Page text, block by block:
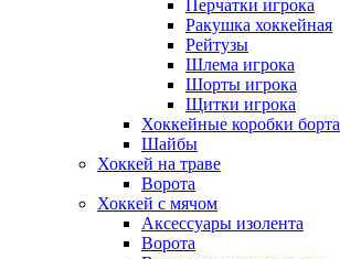
Перчатки игрока
Ракушка хоккейная
Рейтузы
Шлема игрока
Шорты игрока
Щитки игрока
Хоккейные коробки борта
Шайбы
Хоккей на траве
Ворота
Хоккей с мячом
Аксессуары изолента
Ворота